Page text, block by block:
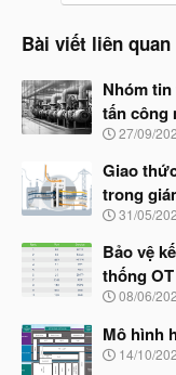
Bài viết liên quan
Nhóm tin
tấn công
N
à
b
ắ
đ
ầ
u
27/09/
Giao
trong
N
à
y
b
ắ
đ
ầ
31/05/
Bảo vệ
thống OT
N
à
y
b
08/06/
Mô hình
N
14/10/